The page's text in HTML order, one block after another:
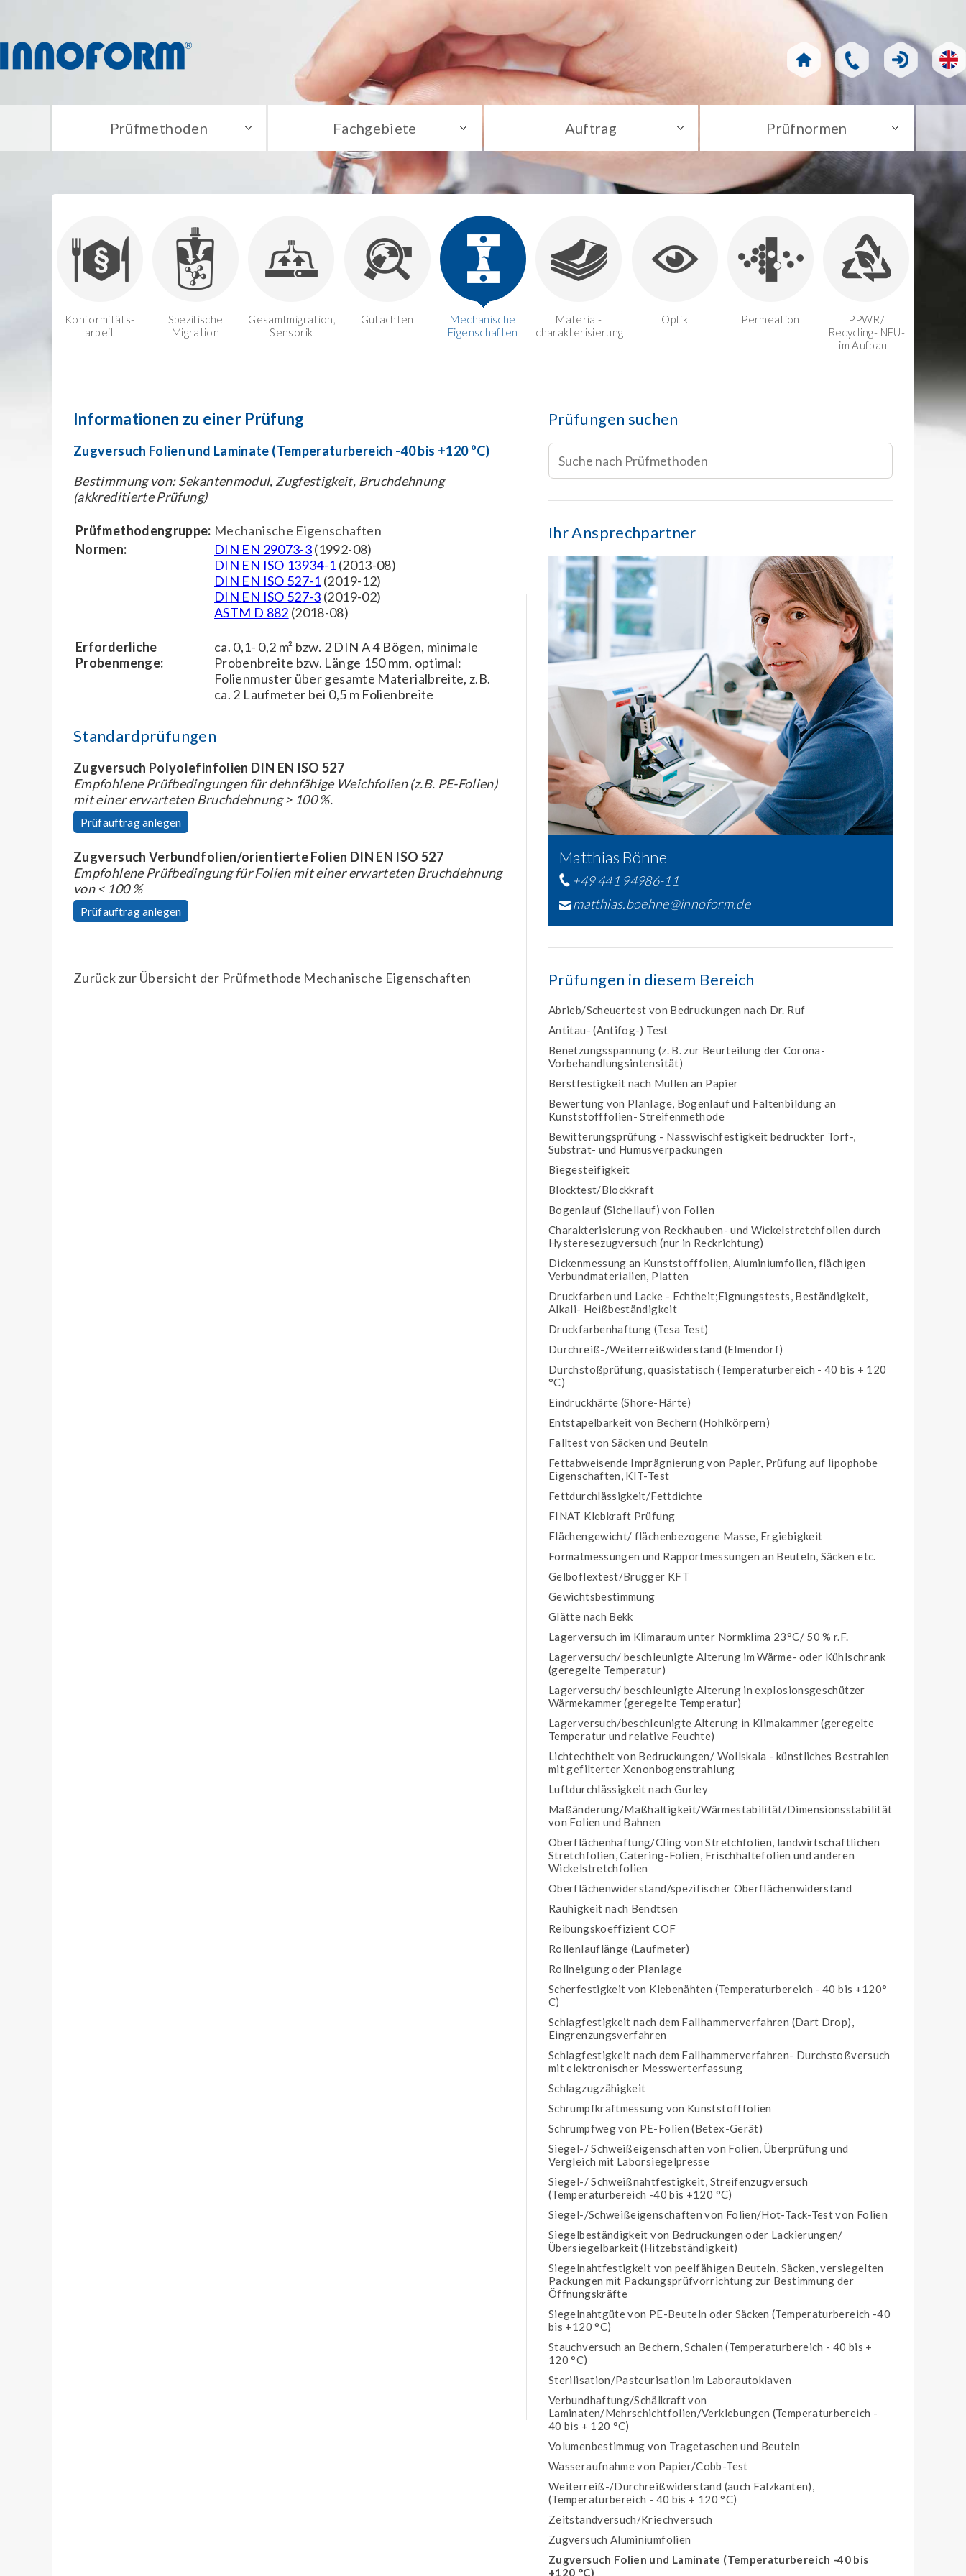
Prüfmethoden Fachgebiete Auftrag Prüfnormen
Konformitäts-
arbeit
Spezifische
Migration
Gesamtmigration,
Sensorik
Gutachten
Mechanische
Eigenschaften
Material-
charakterisierung
Optik Permeation
PPWR/
Recycling- NEU-
im Aufbau -
Informationen zu einer Prüfung
Zugversuch Folien und Laminate (Temperaturbereich -40 bis +120 °C)
Bestimmung von: Sekantenmodul, Zugfestigkeit, Bruchdehnung
(akkreditierte Prüfung)
Prüfmethodengruppe: Mechanische Eigenschaften
Normen:
DIN EN 29073-3(1992-08)
DIN EN ISO 13934-1 (2013-08)
DIN EN ISO 527-1 (2019-12)
DIN EN ISO 527-3 (2019-02)
ASTM D 882 (2018-08)
Erforderliche
Probenmenge:
ca. 0,1- 0,2 m² bzw. 2 DIN A 4 Bögen, minimale
Probenbreite bzw. Länge 150 mm, optimal:
Folienmuster über gesamte Materialbreite, z.B.
ca. 2 Laufmeter bei 0,5 m Folienbreite
Standardprüfungen
Zugversuch Polyolefinfolien DIN EN ISO 527
Empfohlene Prüfbedingungen für dehnfähige Weichfolien (z.B. PE-Folien)
mit einer erwarteten Bruchdehnung > 100 %.
Prüfauftrag anlegen
Zugversuch Verbundfolien/orientierte Folien DIN EN ISO 527
Empfohlene Prüfbedingung für Folien mit einer erwarteten Bruchdehnung
von < 100 %
Prüfauftrag anlegen
Zurück zur Übersicht der Prüfmethode Mechanische Eigenschaften
Prüfungen suchen
Ihr Ansprechpartner
Matthias Böhne
+49 441 94986-11
matthias.boehne@innoform.de
Prüfungen in diesem Bereich
Abrieb/Scheuertest von Bedruckungen nach Dr. Ruf
Antitau- (Antifog-) Test
Benetzungsspannung (z. B. zur Beurteilung der Corona-
Vorbehandlungsintensität)
Berstfestigkeit nach Mullen an Papier
Bewertung von Planlage, Bogenlauf und Faltenbildung an
Kunststofffolien- Streifenmethode
Bewitterungsprüfung - Nasswischfestigkeit bedruckter Torf-,
Substrat- und Humusverpackungen
Biegesteifigkeit
Blocktest/Blockkraft
Bogenlauf (Sichellauf) von Folien
Charakterisierung von Reckhauben- und Wickelstretchfolien durch
Hysteresezugversuch (nur in Reckrichtung)
Dickenmessung an Kunststofffolien, Aluminiumfolien, flächigen
Verbundmaterialien, Platten
Druckfarben und Lacke - Echtheit;Eignungstests, Beständigkeit,
Alkali- Heißbeständigkeit
Druckfarbenhaftung (Tesa Test)
Durchreiß-/Weiterreißwiderstand (Elmendorf)
Durchstoßprüfung, quasistatisch (Temperaturbereich - 40 bis + 120
°C)
Eindruckhärte (Shore-Härte)
Entstapelbarkeit von Bechern (Hohlkörpern)
Falltest von Säcken und Beuteln
Fettabweisende Imprägnierung von Papier, Prüfung auf lipophobe
Eigenschaften, KIT-Test
Fettdurchlässigkeit/Fettdichte
FINAT Klebkraft Prüfung
Flächengewicht/ flächenbezogene Masse, Ergiebigkeit
Formatmessungen und Rapportmessungen an Beuteln, Säcken etc.
Gelboflextest/Brugger KFT
Gewichtsbestimmung
Glätte nach Bekk
Lagerversuch im Klimaraum unter Normklima 23°C/ 50 % r.F.
Lagerversuch/ beschleunigte Alterung im Wärme- oder Kühlschrank
(geregelte Temperatur)
Lagerversuch/ beschleunigte Alterung in explosionsgeschützer
Wärmekammer (geregelte Temperatur)
Lagerversuch/beschleunigte Alterung in Klimakammer (geregelte
Temperatur und relative Feuchte)
Lichtechtheit von Bedruckungen/ Wollskala - künstliches Bestrahlen
mit gefilterter Xenonbogenstrahlung
Luftdurchlässigkeit nach Gurley
Maßänderung/Maßhaltigkeit/Wärmestabilität/Dimensionsstabilität
von Folien und Bahnen
Oberflächenhaftung/Cling von Stretchfolien, landwirtschaftlichen
Stretchfolien, Catering-Folien, Frischhaltefolien und anderen
Wickelstretchfolien
Oberflächenwiderstand/spezifischer Oberflächenwiderstand
Rauhigkeit nach Bendtsen
Reibungskoeffizient COF
Rollenlauflänge (Laufmeter)
Rollneigung oder Planlage
Scherfestigkeit von Klebenähten (Temperaturbereich - 40 bis +120°
C)
Schlagfestigkeit nach dem Fallhammerverfahren (Dart Drop),
Eingrenzungsverfahren
Schlagfestigkeit nach dem Fallhammerverfahren- Durchstoßversuch
mit elektronischer Messwerterfassung
Schlagzugzähigkeit
Schrumpfkraftmessung von Kunststofffolien
Schrumpfweg von PE-Folien (Betex-Gerät)
Siegel-/ Schweißeigenschaften von Folien, Überprüfung und
Vergleich mit Laborsiegelpresse
Siegel-/ Schweißnahtfestigkeit, Streifenzugversuch
(Temperaturbereich -40 bis +120 °C)
Siegel-/Schweißeigenschaften von Folien/Hot-Tack-Test von Folien
Siegelbeständigkeit von Bedruckungen oder Lackierungen/
Übersiegelbarkeit (Hitzebständigkeit)
Siegelnahtfestigkeit von peelfähigen Beuteln, Säcken, versiegelten
Packungen mit Packungsprüfvorrichtung zur Bestimmung der
Öffnungskräfte
Siegelnahtgüte von PE-Beuteln oder Säcken (Temperaturbereich -40
bis +120 °C)
Stauchversuch an Bechern, Schalen (Temperaturbereich - 40 bis +
120 °C)
Sterilisation/Pasteurisation im Laborautoklaven
Verbundhaftung/Schälkraft von
Laminaten/Mehrschichtfolien/Verklebungen (Temperaturbereich -
40 bis + 120 °C)
Volumenbestimmug von Tragetaschen und Beuteln
Wasseraufnahme von Papier/Cobb-Test
Weiterreiß-/Durchreißwiderstand (auch Falzkanten),
(Temperaturbereich - 40 bis + 120 °C)
Zeitstandversuch/Kriechversuch
Zugversuch Aluminiumfolien
Zugversuch Folien und Laminate (Temperaturbereich -40 bis
+120 °C)